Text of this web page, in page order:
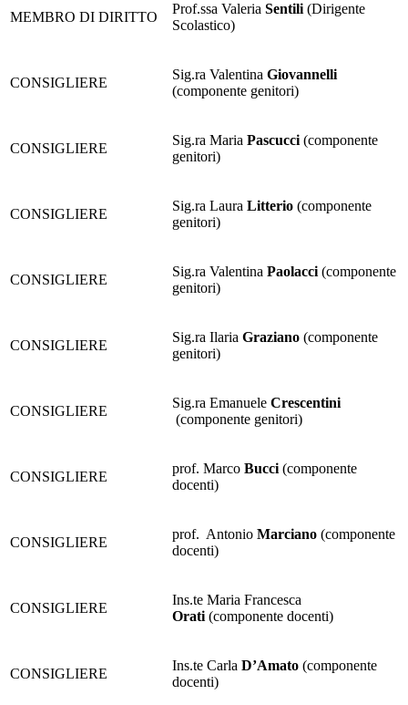
MEMBRO DI DIRITTO
Prof.ssa Valeria Sentili (Dirigente
Scolastico)
CONSIGLIERE
Sig.ra Valentina Giovannelli
(componente genitori)
CONSIGLIERE
Sig.ra Maria Pascucci (componente
genitori)
CONSIGLIERE
Sig.ra Laura Litterio (componente
genitori)
CONSIGLIERE
Sig.ra Valentina Paolacci (componente
genitori)
CONSIGLIERE
Sig.ra Ilaria Graziano (componente
genitori)
CONSIGLIERE
Sig.ra Emanuele Crescentini
(componente genitori)
CONSIGLIERE
prof. Marco Bucci (componente
docenti)
CONSIGLIERE
prof. Antonio Marciano (componente
docenti)
CONSIGLIERE
Ins.te Maria Francesca
Orati (componente docenti)
CONSIGLIERE
Ins.te Carla D’Amato (componente
docenti)